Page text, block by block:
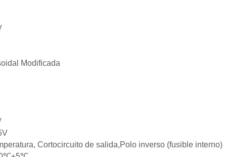
Modificada
Cortocircuito de salida,Polo inverso (fusible interno)